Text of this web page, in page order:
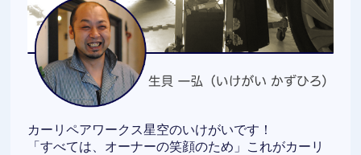
カーリペアワークス星空のいけがいです！
「すべては、オーナーの笑顔のため」これがカーリ